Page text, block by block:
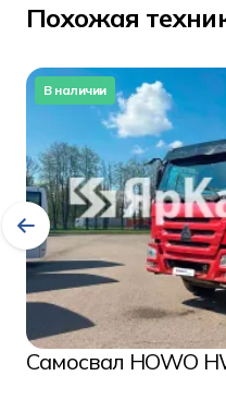
Похожая
В наличии
Самосвал HOWO